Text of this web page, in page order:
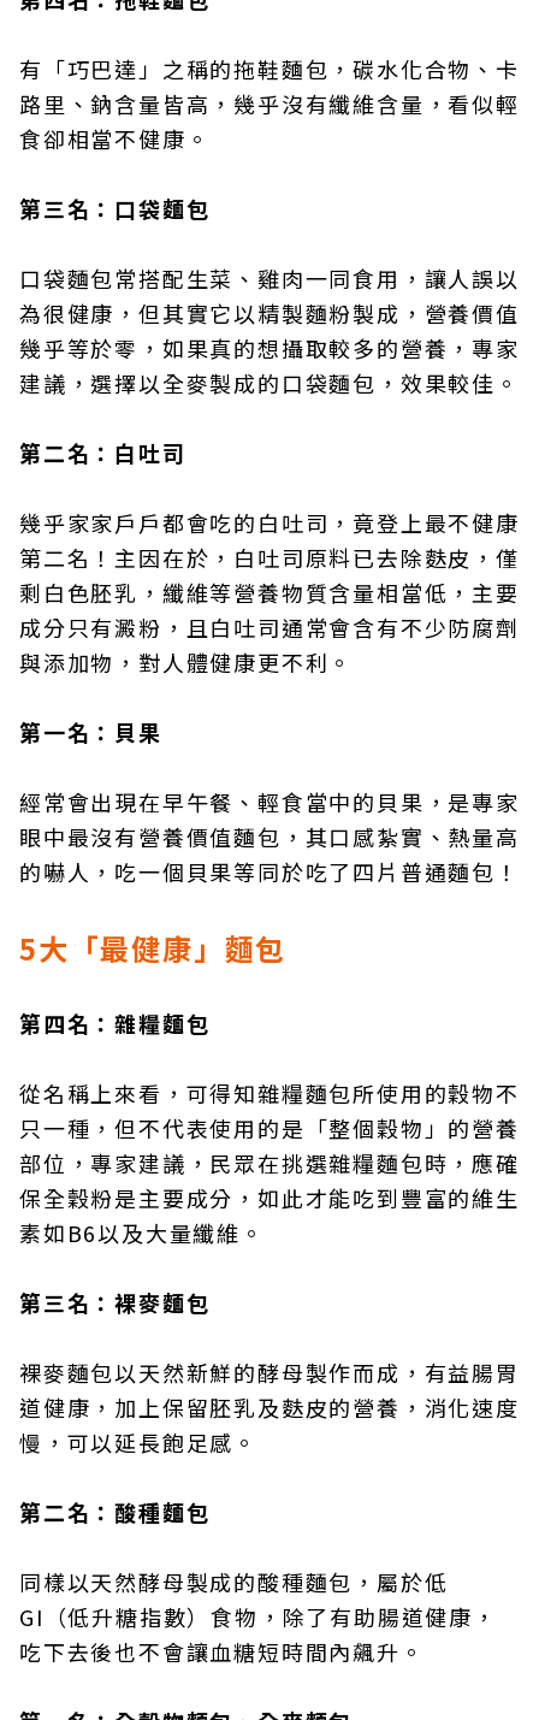
有「巧巴達」之稱的拖鞋麵包，碳水化合物、卡
路里、鈉含量皆高，幾乎沒有纖維含量，看似輕
食卻相當不健康。
第三名：口袋麵包
口袋麵包常搭配生菜、雞肉一同食用，讓人誤以
為很健康，但其實它以精製麵粉製成，營養價值
幾乎等於零，如果真的想攝取較多的營養，專家
建議，選擇以全麥製成的口袋麵包，效果較佳。
第二名：白吐司
幾乎家家戶戶都會吃的白吐司，竟登上最不健康
第二名！主因在於，白吐司原料已去除麩皮，僅
剩白色胚乳，纖維等營養物質含量相當低，主要
成分只有澱粉，且白吐司通常會含有不少防腐劑
與添加物，對人體健康更不利。
第一名：貝果
經常會出現在早午餐、輕食當中的貝果，是專家
眼中最沒有營養價值麵包，其口感紮實、熱量高
的嚇人，吃一個貝果等同於吃了四片普通麵包！
5大「最健康」麵包
第四名：雜糧麵包
從名稱上來看，可得知雜糧麵包所使用的穀物不
只一種，但不代表使用的是「整個穀物」的營養
部位，專家建議，民眾在挑選雜糧麵包時，應確
保全穀粉是主要成分，如此才能吃到豐富的維生
素如B6以及大量纖維。
第三名：裸麥麵包
裸麥麵包以天然新鮮的酵母製作而成，有益腸胃
道健康，加上保留胚乳及麩皮的營養，消化速度
慢，可以延長飽足感。
第二名：酸種麵包
同樣以天然酵母製成的酸種麵包，屬於低
GI（低升糖指數）食物，除了有助腸道健康，
吃下去後也不會讓血糖短時間內飆升。